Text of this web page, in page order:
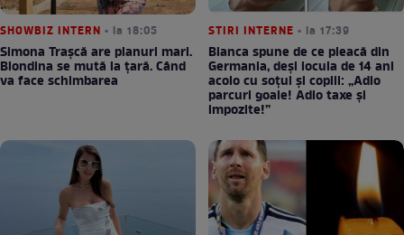
SHOWBIZ INTERN • la 18:05
Simona Trașcă are planuri mari.
Blondina se mută la țară. Când
va face schimbarea
STIRI INTERNE • la 17:39
Bianca spune de ce pleacă din
Germania, deși locuia de 14 ani
acolo cu soțul și copiii: „Adio
parcuri goale! Adio taxe și
impozite!”